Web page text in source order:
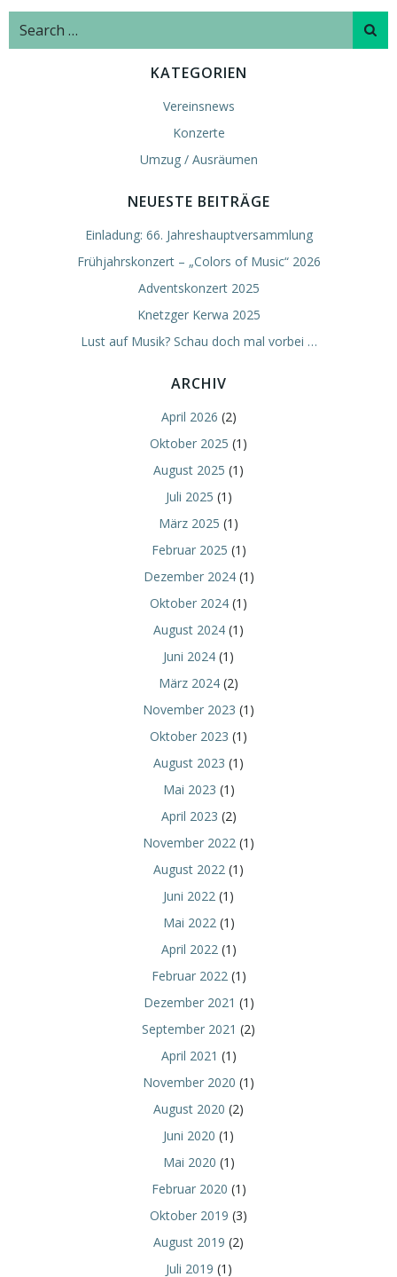
navigation
navigation
Search
KATEGORIEN
Vereinsnews
Konzerte
Umzug / Ausräumen
NEUESTE BEITRÄGE
Einladung: 66. Jahreshauptversammlung
Frühjahrskonzert – „Colors of Music“ 2026
Adventskonzert 2025
Knetzger Kerwa 2025
Lust auf Musik? Schau doch mal vorbei …
ARCHIV
April 2026 (2)
Oktober 2025 (1)
August 2025 (1)
Juli 2025 (1)
März 2025 (1)
Februar 2025 (1)
Dezember 2024(1)
Oktober 2024 (1)
August 2024 (1)
Juni 2024 (1)
März 2024 (2)
November 2023 (1)
Oktober 2023 (1)
August 2023 (1)
Mai 2023 (1)
April 2023 (2)
November 2022 (1)
August 2022 (1)
Juni 2022 (1)
Mai 2022(1)
April 2022(1)
Februar 2022(1)
Dezember 2021 (1)
September 2021 (2)
April 2021 (1)
November 2020 (1)
August 2020 (2)
Juni 2020 (1)
Mai 2020 (1)
Februar 2020 (1)
Oktober 2019 (3)
August 2019 (2)
Juli 2019 (1)